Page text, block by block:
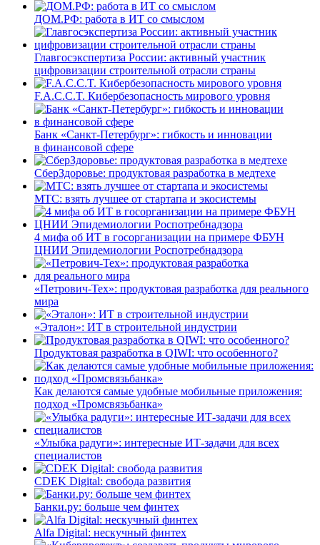
ДОМ.РФ: работа в ИТ со смыслом
Главгосэкспертиза России: активный участник
цифровизации строительной отрасли страны
F.A.C.C.T. Кибербезопасность мирового уровня
Банк «Санкт-Петербург»: гибкость и инновации
в финансовой сфере
СберЗдоровье: продуктовая разработка в медтехе
МТС: взять лучшее от стартапа и экосистемы
4 мифа об ИТ в госорганизации на примере ФБУН
ЦНИИ Эпидемиологии Роспотребнадзора
«Петрович-Тех»: продуктовая разработка для реального
мира
«Эталон»: ИТ в строительной индустрии
Продуктовая разработка в QIWI: что особенного?
Как делаются самые удобные мобильные приложения:
подход «Промсвязьбанка»
«Улыбка радуги»: интересные ИТ-задачи для всех
специалистов
CDEK Digital: свобода развития
Банки.ру: больше чем финтех
Alfa Digital: нескучный финтех